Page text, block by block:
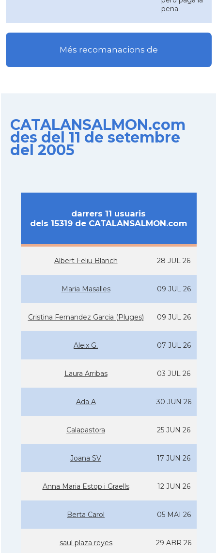
pena
Més recomanacions de
CATALANSALMON.com
des del 11 de setembre
del 2005
darrers 11 usuaris
dels 15319 de CATALANSALMON.com
Albert Feliu Blanch 28 JUL 26
Maria Masalles 09 JUL 26
Cristina Fernandez Garcia (Pluges) 09 JUL 26
Aleix G. 07 JUL 26
Laura Arribas 03 JUL 26
Ada A 30 JUN 26
Calapastora 25 JUN 26
Joana SV 17 JUN 26
Anna Maria Estop i Graells 12 JUN 26
Berta Carol 05 MAI 26
saul plaza reyes 29 ABR 26